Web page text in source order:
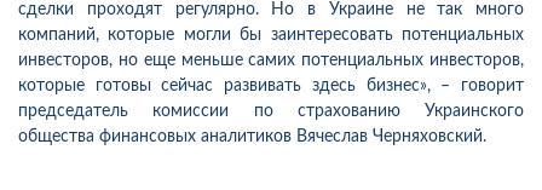
сделки проходят регулярно. Но в Украине не так много
компаний, которые могли бы заинтересовать потенциальных
инвесторов, но еще меньше самих потенциальных инвесторов,
которые готовы сейчас развивать здесь бизнес», – говорит
председатель комиссии по страхованию Украинского
общества финансовых аналитиков Вячеслав Черняховский.